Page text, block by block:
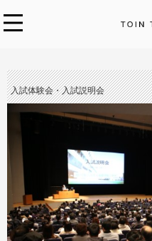
入試体験会・入試説明会